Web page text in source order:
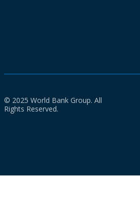
© 2025 World Bank Group. All
Rights Reserved.